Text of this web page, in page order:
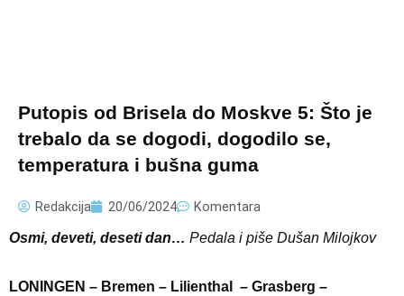
Putopis od Brisela do Moskve 5: Što je
trebalo da se dogodi, dogodilo se,
temperatura i bušna guma
Redakcija 20/06/2024 Komentara
Osmi, deveti, deseti dan… Pedala i piše Dušan Milojkov
LONINGEN – Bremen – Lilienthal – Grasberg –